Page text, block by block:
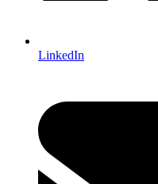
LinkedIn